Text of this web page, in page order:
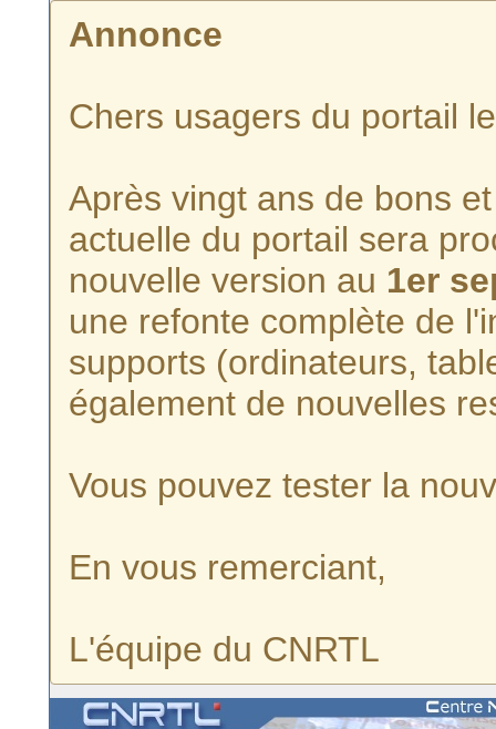
Annonce
Chers usagers du portail
Après vingt ans de bons
actuelle du portail sera
nouvelle version au 1er
une refonte complète de
supports (ordinateurs,
également de nouvelles
Vous pouvez tester la
En vous remerciant,
L'équipe du CNRTL